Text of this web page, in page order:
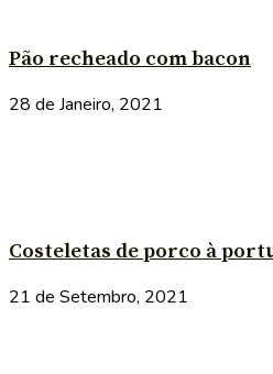
Pão recheado com bacon
28 de Janeiro, 2021
Costeletas de porco à
21 de Setembro, 2021